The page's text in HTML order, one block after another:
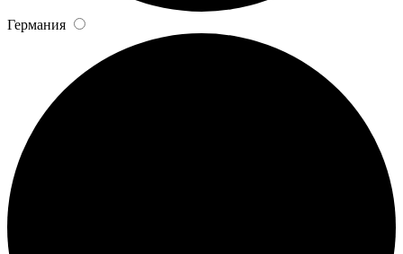
Германия